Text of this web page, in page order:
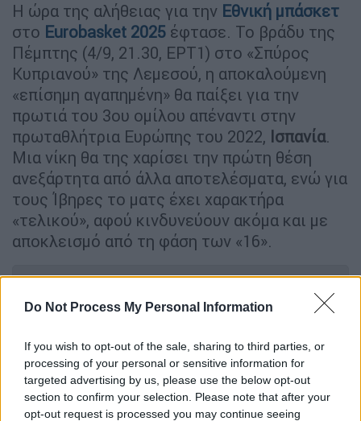
Do Not Process My Personal Information
If you wish to opt-out of the sale, sharing to third parties, or
processing of your personal or sensitive information for
targeted advertising by us, please use the below opt-out
section to confirm your selection. Please note that after your
opt-out request is processed you may continue seeing
Η ώρα της αλήθειας για την Εθνική μπάσκετ
στο Eurobasket 2025 έφτασε. To βράδυ της
Πέμπτης (4/9, 21.30, ΕΡΤ1) στο «Σπύρος
Κυπριανού» της Λεμεσού, η αποκαλούμενη
«επίσημη αγαπημένη» θα παίξει για την
πρωτιά του 3ου ομίλου απέναντι στην
πρωταθλήτρια Ευρώπης του 2022, Ισπανία.
Μια νίκη θα της χαρίσει την πρώτη θέση
ανεξάρτητα από άλλα αποτελέσματα, ενώ για
τους Ίβηρες το ματς έχει χαρακτήρα
«τελικού», αφού κινδυνεύουν ακόμα και με
αποκλεισμό από τη φάση των «16».
Τέλος εποχής για το Streameast:
«Έπεσε» η μεγαλύτερη διαδικτυακή
αθλητική πλατφόρμα με 1,6
δισεκατομμύρια επισκέψεις